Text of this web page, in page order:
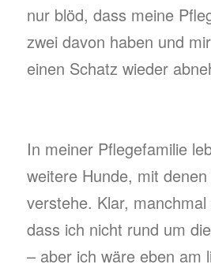
nur blöd, dass meine
zwei davon haben und
einen Schatz wieder
In meiner Pflegefamilie
weitere Hunde, mit
verstehe. Klar,
dass ich nicht rund um
– aber ich wäre eben am